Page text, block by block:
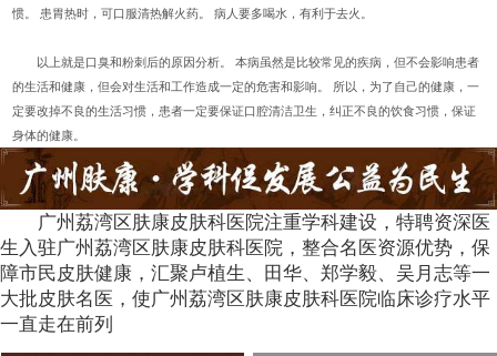
惯。 患胃热时，可口服清热解火药。 病人要多喝水，有利于去火。
以上就是口臭和粉刺后的原因分析。 本病虽然是比较常见的疾病，但不会影响患者
的生活和健康，但会对生活和工作造成一定的危害和影响。 所以，为了自己的健康，一
定要改掉不良的生活习惯，患者一定要保证口腔清洁卫生，纠正不良的饮食习惯，保证
身体的健康。
广州荔湾区肤康皮肤科医院注重学科建设，特聘资深医
生入驻广州荔湾区肤康皮肤科医院，整合名医资源优势，保
障市民皮肤健康，汇聚卢植生、田华、郑学毅、吴月志等一
大批皮肤名医，使广州荔湾区肤康皮肤科医院临床诊疗水平
一直走在前列